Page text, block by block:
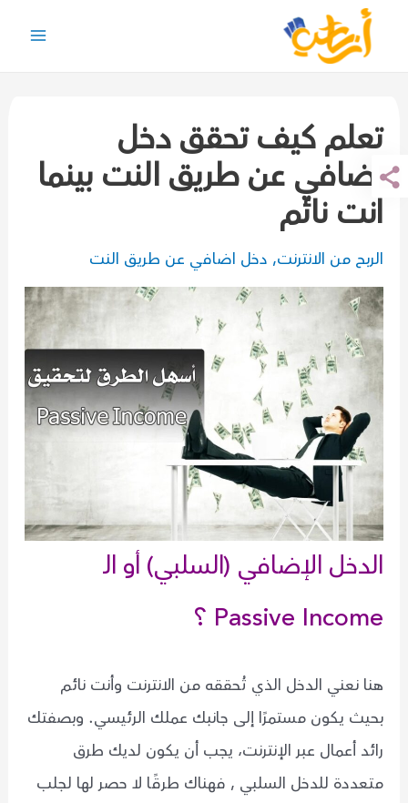
تخطي
تعلم كيف تحقق دخل
اضافي عن طريق النت بينما
أنت نائم
الربح من الانترنت, دخل اضافي عن طريق النت
الدخل الإضافي (السلبي) أو الـ
Passive Income ؟
هنا نعني الدخل الذي تُحققه من الانترنت وأنت نائم
بحيث يكون مستمرًا إلى جانبك عملك الرئيسي. وبصفتك
رائد أعمال عبر الإنترنت، يجب أن يكون لديك طرق
متعددة للدخل السلبي , فهناك طرقًا لا حصر لها لجلب